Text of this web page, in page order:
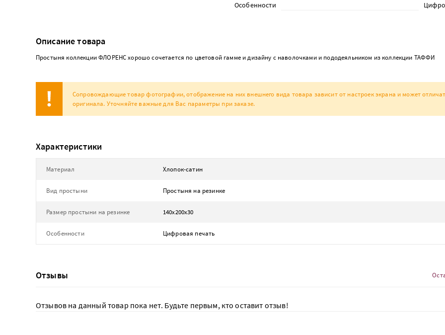
Особенности
Описание товара
Простыня коллекции ФЛОРЕНС хорошо сочетается по цветовой гамме и дизайну с наволочками и пододеяльником из коллекции ТАФФИ
Сопровождающие товар фотографии, отображение на них внешнего вида товара зависит от настроек экрана и может
оригинала. Уточняйте важные для Вас параметры при заказе.
Характеристики
Материал Хлопок-сатин
Вид простыни Простыня на резинке
Размер простыни на резинке 140х200х30
Особенности Цифровая печать
Отзывы
Отзывов на данный товар пока нет. Будьте первым, кто оставит отзыв!